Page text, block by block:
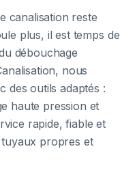
canalisation reste
plus, il est temps de
débouchage
nous
des outils adaptés :
haute pression et
rapide, fiable et
propres et